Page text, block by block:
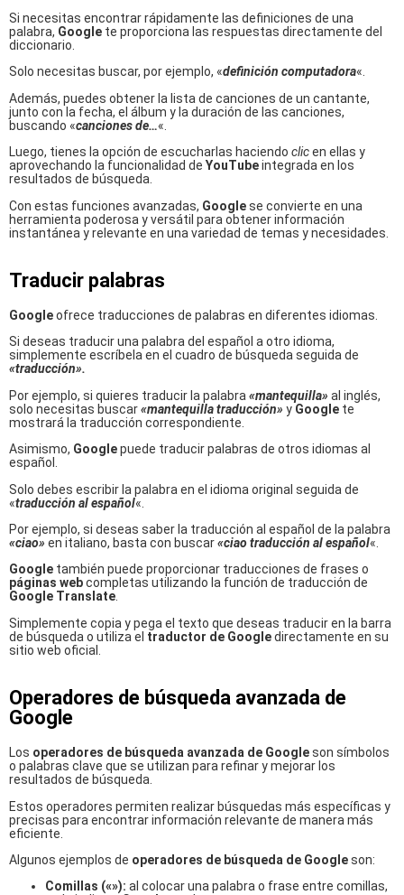
Si necesitas encontrar rápidamente las definiciones de una
palabra, Google te proporciona las respuestas directamente del
diccionario.
Solo necesitas buscar, por ejemplo, «definición computadora«.
Además, puedes obtener la lista de canciones de un cantante,
junto con la fecha, el álbum y la duración de las canciones,
buscando «canciones de…«.
Luego, tienes la opción de escucharlas haciendo clicen ellas y
aprovechando la funcionalidad de YouTubeintegrada en los
resultados de búsqueda.
Con estas funciones avanzadas, Googlese convierte en una
herramienta poderosa y versátil para obtener información
instantánea y relevante en una variedad de temas y necesidades.
Traducir palabras
Googleofrece traducciones de palabras en diferentes idiomas.
Si deseas traducir una palabra del español a otro idioma,
simplemente escríbela en el cuadro de búsqueda seguida de
«traducción».
Por ejemplo, si quieres traducir la palabra «mantequilla» al inglés,
solo necesitas buscar«mantequillatraducción» y Google te
mostrará la traducción correspondiente.
Asimismo, Googlepuede traducir palabras de otros idiomas al
español.
Solo debes escribir la palabra en el idioma original seguida de
«traducción al español«.
Por ejemplo, si deseas saber la traducción al español de la palabra
«ciao» en italiano, basta con buscar«ciaotraducción al español«.
Google también puede proporcionar traducciones de frases o
páginas webcompletas utilizando la función de traducción de
Google Translate.
Simplemente copia y pega el texto que deseas traducir en la barra
de búsqueda o utiliza el traductor de Googledirectamente en su
sitio web oficial.
Operadores de búsqueda avanzada de
Google
Los operadores de búsqueda avanzada de Googleson símbolos
o palabras clave que se utilizan para refinar y mejorar los
resultados de búsqueda.
Estos operadores permiten realizar búsquedas más específicas y
precisas para encontrar información relevante de manera más
eficiente.
Algunos ejemplos de operadores de búsqueda de Googleson:
Comillas («»): al colocar una palabra o frase entre comillas,